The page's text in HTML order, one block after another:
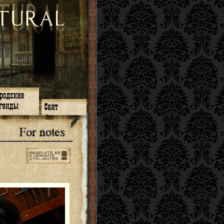
14
13
11
12
9
6
5
⇐
О нас
ЧаВо
Поиск
Ссылки
Карта сайта